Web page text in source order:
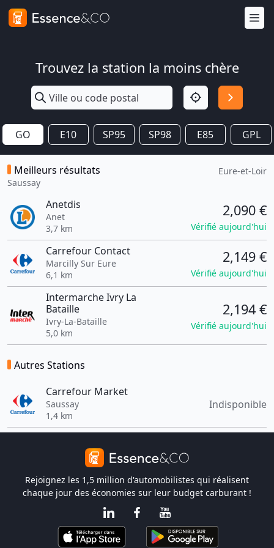
Trouvez la station la moins chère
GO E10 SP95 SP98 E85 GPL
Meilleurs résultats
Saussay
Eure-et-Loir
Anetdis
Anet
3,7 km
2,090 €
Vérifié aujourd'hui
Carrefour Contact
Marcilly Sur Eure
6,1 km
2,149 €
Vérifié aujourd'hui
Intermarche Ivry La
Bataille
Ivry-La-Bataille
5,0 km
2,194 €
Vérifié aujourd'hui
Autres Stations
Carrefour Market
Saussay
1,4 km
Indisponible
Rejoignez les 1,5 million d'automobilistes qui réalisent
chaque jour des économies sur leur budget carburant !